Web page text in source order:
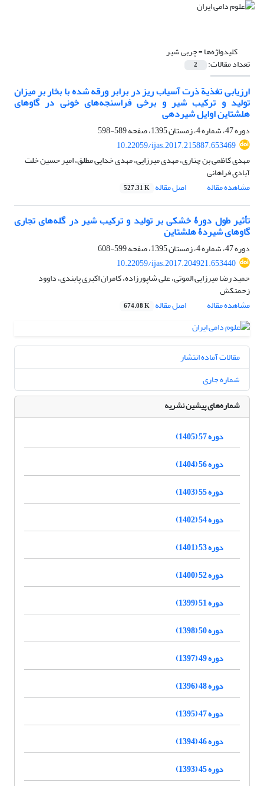
کلیدواژه‌ها =چربی شیر
تعداد مقالات: 2
ارزیابی تغذیة ذرت آسیاب ریز در برابر ورقه شده با بخار بر میزان
تولید و ترکیب شیر و برخی فراسنجه‌های خونی در گاوهای
هلشتاین اوایل شیردهی
دوره 47، شماره 4، زمستان 1395، صفحه
589-598
10.22059/ijas.2017.215887.653469
مهدی کاظمی بن چناری، مهدی میرزایی، مهدی خدایی مطلق، امیر حسین خلت
آبادی فراهانی
مشاهده مقاله
اصل مقاله 527.31 K
تأثیر طول دورۀ خشکی بر تولید و ترکیب شیر در گله‌های تجاری
گاوهای شیردۀ هلشتاین
دوره 47، شماره 4، زمستان 1395، صفحه
599-608
10.22059/ijas.2017.204921.653440
حمید رضا میرزایی الموتی، علی شاپورزاده، کامران اکبری پابندی، داوود
زحمتکش
مشاهده مقاله
اصل مقاله 674.08 K
مقالات آماده انتشار
شماره جاری
شماره‌های پیشین نشریه
دوره 57 (1405)
دوره 56 (1404)
دوره 55 (1403)
دوره 54 (1402)
دوره 53 (1401)
دوره 52 (1400)
دوره 51 (1399)
دوره 50 (1398)
دوره 49 (1397)
دوره 48 (1396)
دوره 47 (1395)
دوره 46 (1394)
دوره 45 (1393)